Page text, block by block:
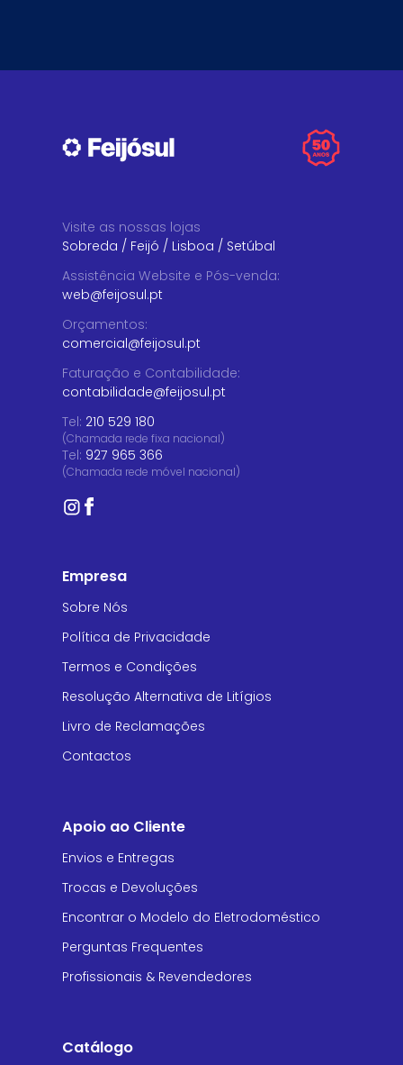
Visite as nossas lojas
Sobreda / Feijó / Lisboa / Setúbal
Assistência Website e Pós-venda:
web@feijosul.pt
Orçamentos:
comercial@feijosul.pt
Faturação e Contabilidade:
contabilidade@feijosul.pt
Tel: 210 529 180
(Chamada rede fixa nacional)
Tel: 927 965 366
(Chamada rede móvel nacional)
Empresa
Sobre Nós
Política de Privacidade
Termos e Condições
Resolução Alternativa de Litígios
Livro de Reclamações
Contactos
Apoio ao Cliente
Envios e Entregas
Trocas e Devoluções
Encontrar o Modelo do Eletrodoméstico
Perguntas Frequentes
Profissionais & Revendedores
Catálogo